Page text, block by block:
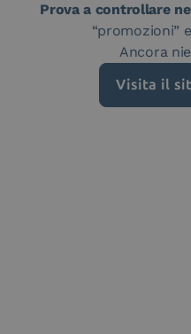
Prova a controllare
“promozioni”
Ancora
Visita il